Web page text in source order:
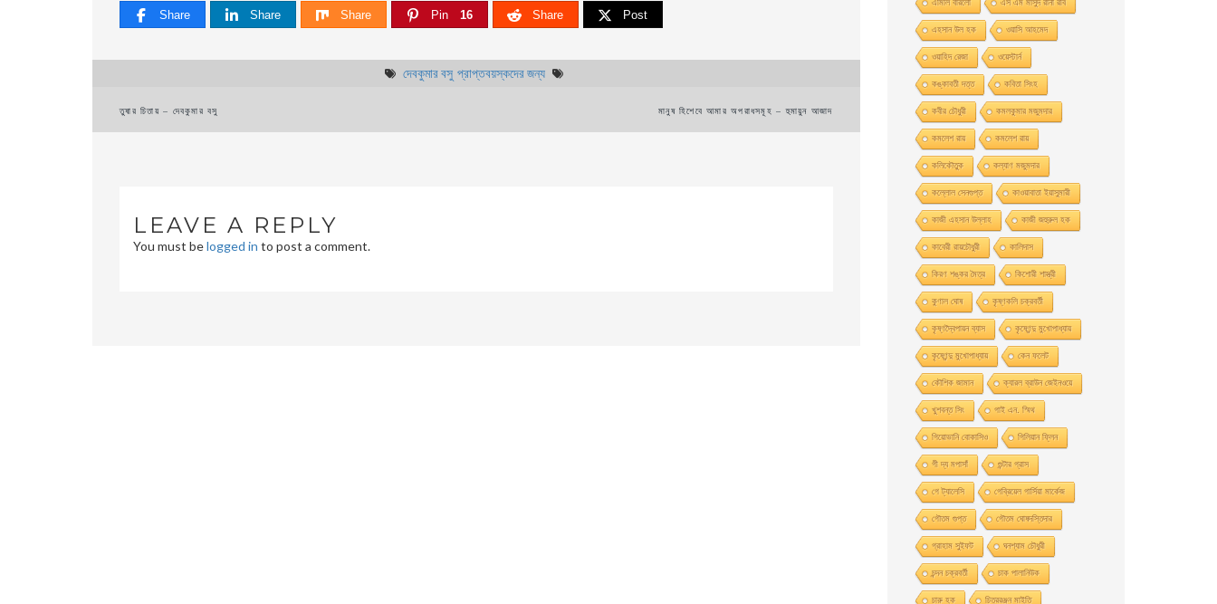
Share Share Share Pin 16 Share Post
দেবকুমার বসু প্রাপ্তবয়স্কদের জন্য
Post
তুষার চিতায় – দেবকুমার বসু মানুষ হিশেবে আমার অপরাধসমূহ – হুমায়ুন আজাদ
LEAVE A REPLY
You must belogged in to post a comment.
এমিলি বারলো এস এম মাসুদ রানা রবি
এহসান উল হক ওয়াসি আহমেদ
ওয়াহিদ রেজা ওয়েস্টার্ন
কঙ্কাবতী দত্ত কবিতা সিংহ
কবীর চৌধুরী কমলকুমার মজুমদার
কমলেশ রায় কমলেশ রায়
কলিকৌতুক কল্যাণ মজুমদার
কল্লোল সেনগুপ্ত কাওয়াবাতা ইয়াসুমারী
কাজী এহসান উল্লাহ কাজী জহুরুল হক
কাবেরী রায়চৌধুরী কালিদাস
কিরণ শঙ্কর মৈত্র কিশোরী শাস্ত্রী
কুণাল ঘোষ কৃষ্ণকলি চক্রবর্তী
কৃষ্ণদ্বৈপায়ন ব্যাস কৃষ্ণেন্দু মুখােপাধ্যায়
কৃষ্ণেন্দু মুখোপাধ্যায় কেন ফলেট
কৌশিক জামান ক্যারল ব্রাউন জেইনওয়ে
খুশবন্ত সিং গাই এন. স্মিথ
গিয়ােভানি বােকাসিও গিলিয়ান ফ্লিন
গী দ্য মপাসাঁ গুন্টার গ্রাস
গে ট্যালেসি গেব্রিয়েল গার্সিয়া মার্কেজ
গৌতম গুপ্ত গৌতম ঘোষদস্তিদার
গ্রাহাম সুইফট ঘনশ্যাম চৌধুরী
চন্দন চক্রবর্তী চাক পালানিউক
চারু হক চিত্ররঞ্জন মাইতি